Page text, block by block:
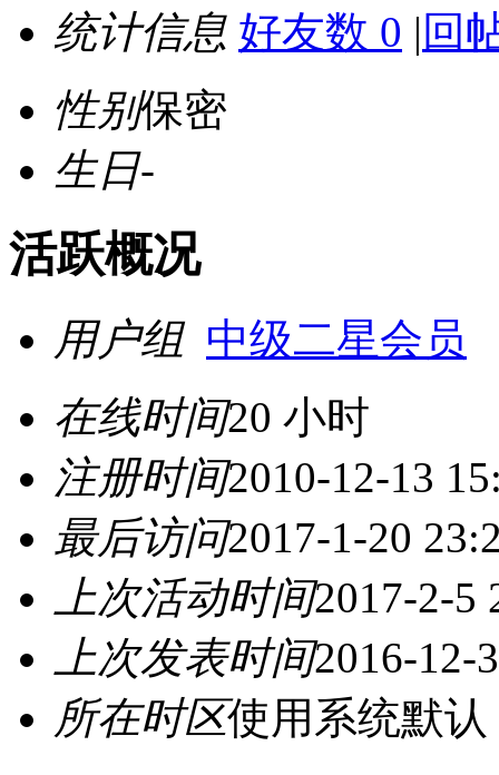
统计信息 好友数 0 | 回
性别保密
生日-
活跃概况
用户组 中级二星会员
在线时间20 小时
注册时间2010-12-13
最后访问2017-1-20
上次活动时间2017-2-5
上次发表时间2016-12-
所在时区使用系统默认